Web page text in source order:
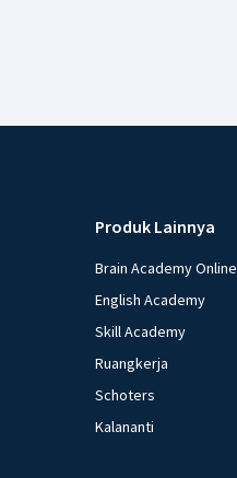
Produk Lainnya
Brain Academy Online
English Academy
Skill Academy
Ruangkerja
Schoters
Kalananti